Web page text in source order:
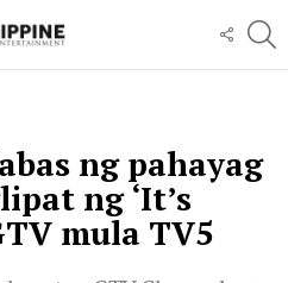
ng pahayag
ng ‘It’s
mula TV5